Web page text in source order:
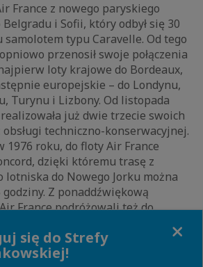
France z nowego paryskiego
i Sofii, który odbył się 30
typu Caravelle. Od tego
przenosił swoje połączenia
loty krajowe do Bordeaux,
europejskie – do Londynu,
Turynu i Lizbony. Od listopada
realizowała już dwie trzecie swoich
techniczno-konserwacyjnej.
1976 roku, do floty Air France
dzięki któremu trasę z
lotniska do Nowego Jorku można
godziny. Z ponaddźwiękową
France podróżowali też do
Caracas, Waszyngtonu i Dallas,
saloniku oraz
lotnisku.
się do Strefy